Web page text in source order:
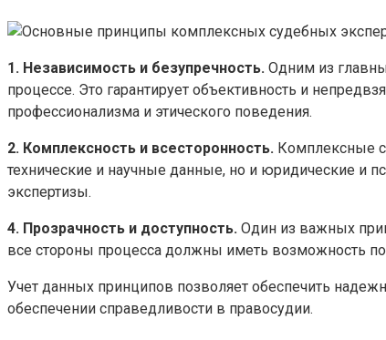
1. Независимость и безупречность. Одним из
процессе. Это гарантирует объективность и
профессионализма и этического поведения.
2. Комплексность и всесторонность. Комплексные
технические и научные данные, но и юридические и
экспертизы.
4. Прозрачность и доступность. Один из важных
все стороны процесса должны иметь возможность
Учет данных принципов позволяет обеспечить
обеспечении справедливости в правосудии.